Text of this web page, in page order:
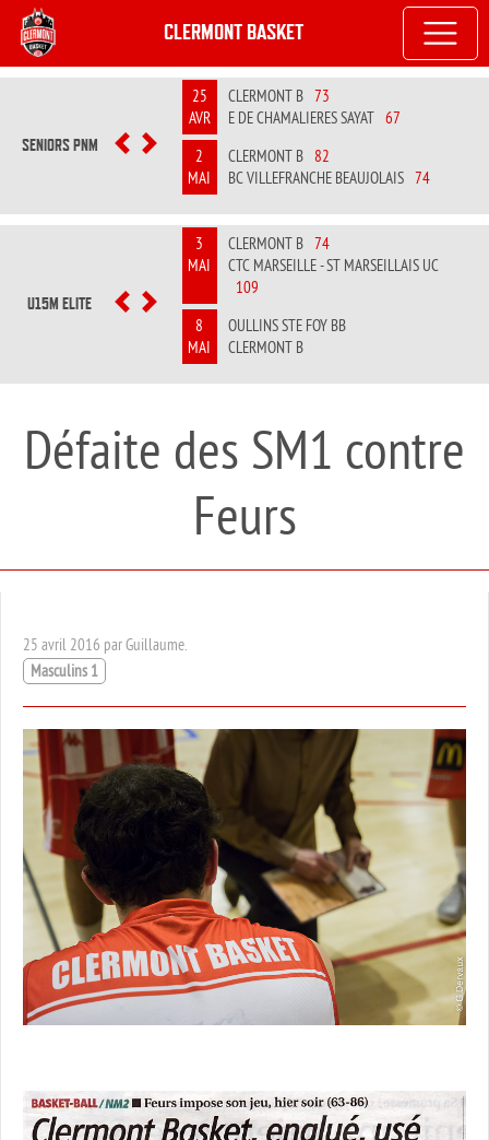
CLERMONT BASKET
SENIORS PNM PREVIOUS
NEXT
25
AVR
CLERMONT B 73
E DE CHAMALIERES SAYAT 67
2
MAI
CLERMONT B 82
BC VILLEFRANCHE BEAUJOLAIS 74
U15M ELITE PREVIOUS
NEXT
3
MAI
CLERMONT B 74
CTC MARSEILLE - ST MARSEILLAIS UC
109
8
MAI
OULLINS STE FOY BB
CLERMONT B
Défaite des SM1 contre
Feurs
25 avril 2016 par Guillaume.
Masculins 1